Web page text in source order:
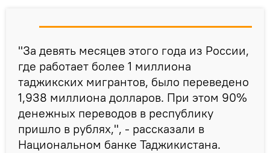
"За девять месяцев этого года из России,
где работает более 1 миллиона
таджикских мигрантов, было переведено
1,938 миллиона долларов. При этом 90%
денежных переводов в республику
пришло в рублях,", - рассказали в
Национальном банке Таджикистана.